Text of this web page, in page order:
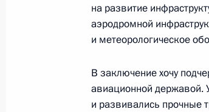
14 декабря 2006
Заявление для прессы
Ракетных войск
ракетно-космической
на развитие
аэродромной
и метеорологическое
В заключение хочу
авиационной державой.
и развивались прочные